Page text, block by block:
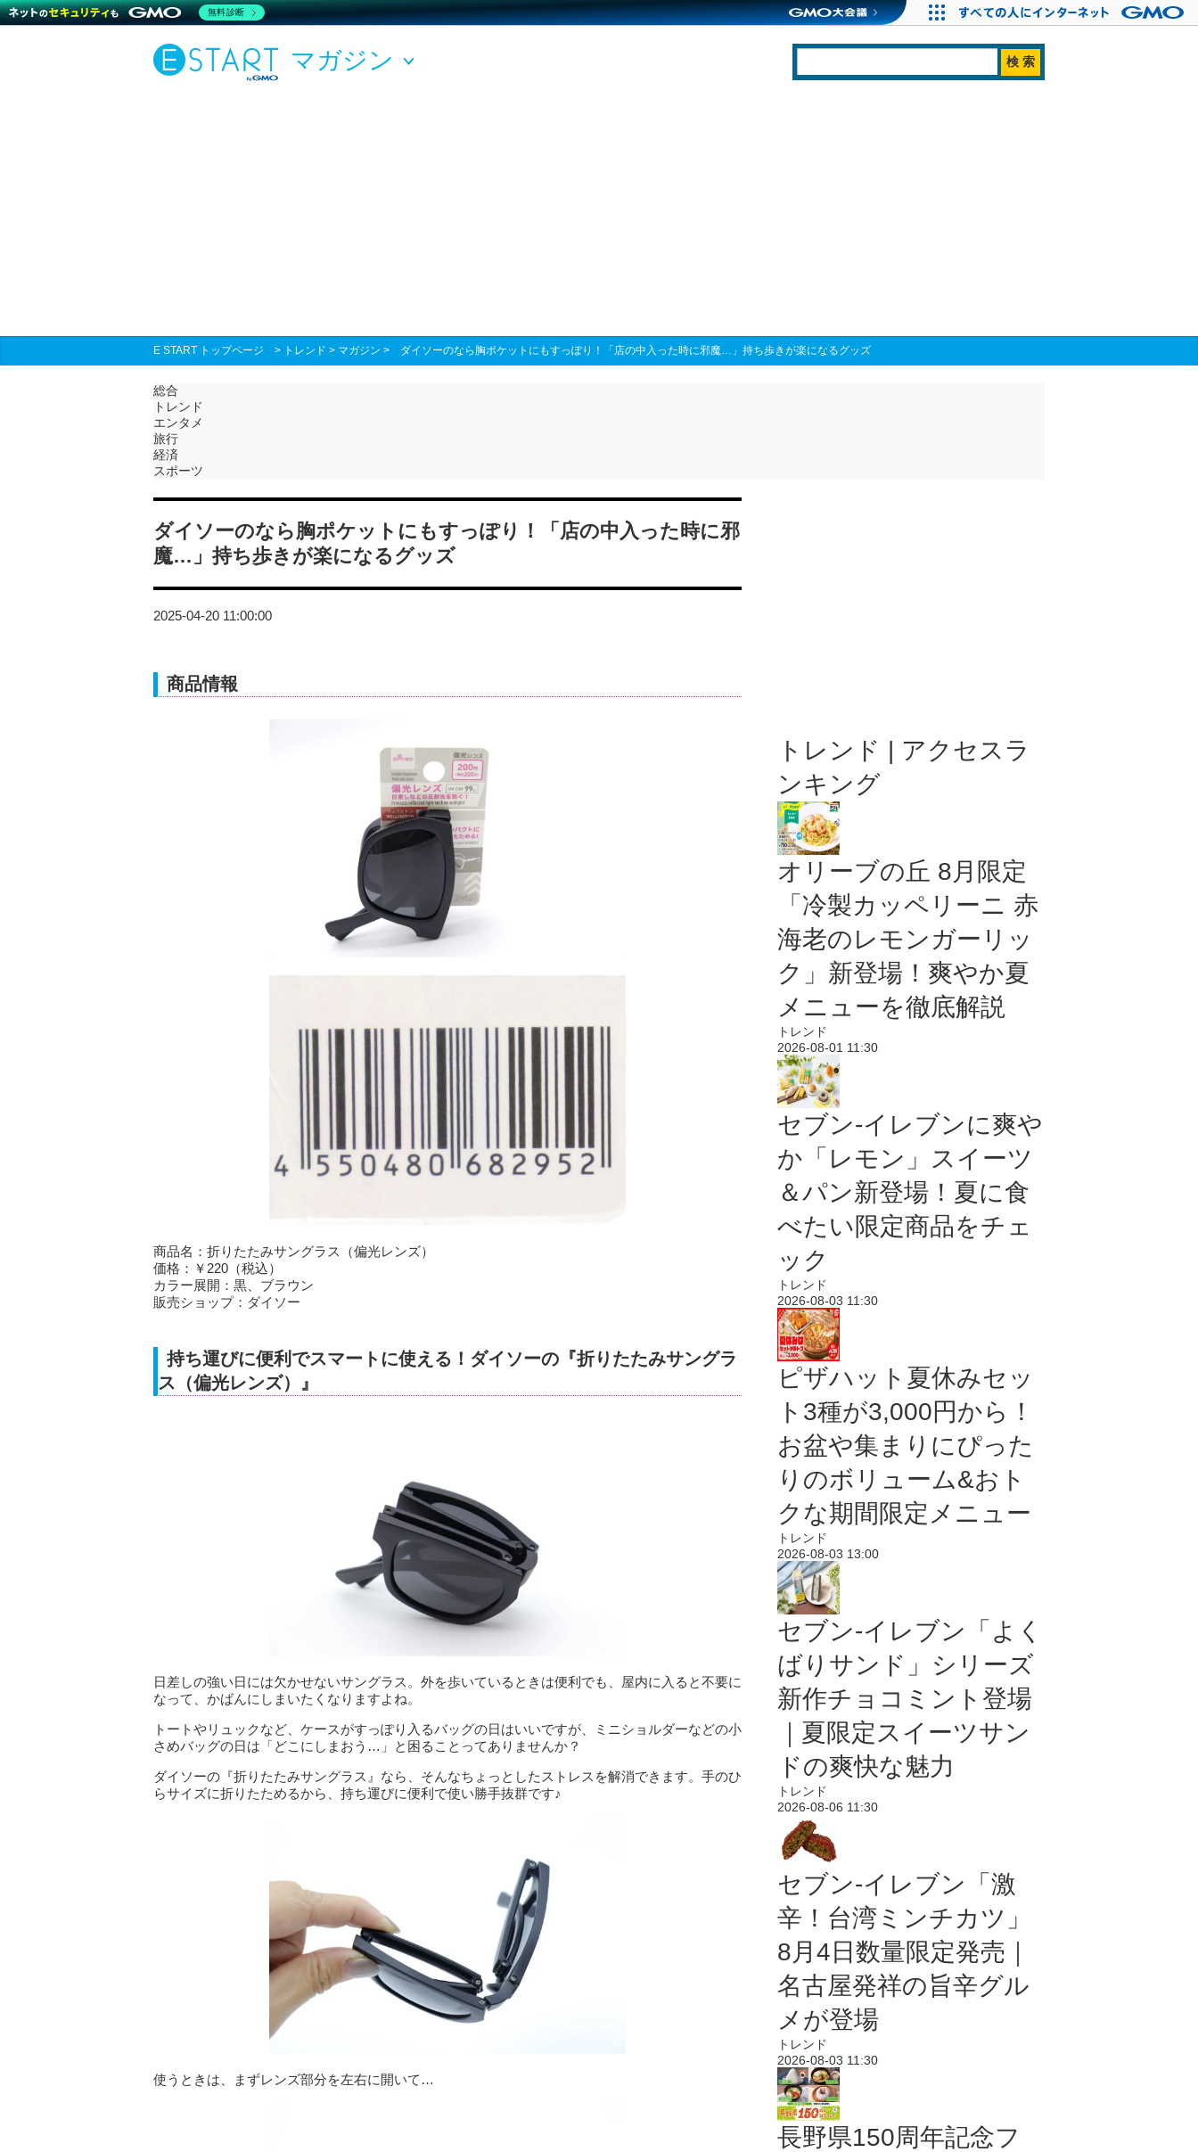
マガジン
E START トップページ > トレンド > マガジン > ダイソーのなら胸ポケットにもすっぽり！「店の中入った時に邪魔…」持ち歩きが楽になるグッズ
総合
トレンド
エンタメ
旅行
経済
スポーツ
ダイソーのなら胸ポケットにもすっぽり！「店の中入った時に邪
魔…」持ち歩きが楽になるグッズ
2025-04-20 11:00:00
商品情報
商品名：折りたたみサングラス（偏光レンズ）
価格：￥220（税込）
カラー展開：黒、ブラウン
販売ショップ：ダイソー
持ち運びに便利でスマートに使える！ダイソーの『折りたたみサングラ
ス（偏光レンズ）』
日差しの強い日には欠かせないサングラス。外を歩いているときは便利でも、屋内に入ると不要に
なって、かばんにしまいたくなりますよね。
トートやリュックなど、ケースがすっぽり入るバッグの日はいいですが、ミニショルダーなどの小
さめバッグの日は「どこにしまおう…」と困ることってありませんか？
ダイソーの『折りたたみサングラス』なら、そんなちょっとしたストレスを解消できます。手のひ
らサイズに折りたためるから、持ち運びに便利で使い勝手抜群です♪
使うときは、まずレンズ部分を左右に開いて…
トレンド | アクセスラ
ンキング
オリーブの丘 8月限定
「冷製カッペリーニ 赤
海老のレモンガーリッ
ク」新登場！爽やか夏
メニューを徹底解説
トレンド
2026-08-01 11:30
セブン‐イレブンに爽や
か「レモン」スイーツ
＆パン新登場！夏に食
べたい限定商品をチェ
ック
トレンド
2026-08-03 11:30
ピザハット夏休みセッ
ト3種が3,000円から！
お盆や集まりにぴった
りのボリューム&おト
クな期間限定メニュー
トレンド
2026-08-03 13:00
セブン‐イレブン「よく
ばりサンド」シリーズ
新作チョコミント登場
｜夏限定スイーツサン
ドの爽快な魅力
トレンド
2026-08-06 11:30
セブン-イレブン「激
辛！台湾ミンチカツ」
8月4日数量限定発売｜
名古屋発祥の旨辛グル
メが登場
トレンド
2026-08-03 11:30
長野県150周年記念フ
無料診断